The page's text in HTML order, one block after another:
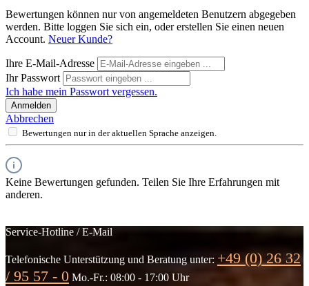
Bewertungen können nur von angemeldeten Benutzern abgegeben
werden. Bitte loggen Sie sich ein, oder erstellen Sie einen neuen
Account. Neuer Kunde?
Ihre E-Mail-Adresse
Ihr Passwort
Ich habe mein Passwort vergessen.
Anmelden
Abbrechen
Bewertungen nur in der aktuellen Sprache anzeigen.
Keine Bewertungen gefunden. Teilen Sie Ihre Erfahrungen mit
anderen.
Service-Hotline / E-Mail
Telefonische Unterstützung und Beratung unter: +49 (0) 26 32
/ 95 57 - 0 Mo.-Fr.: 08:00 - 17:00 Uhr